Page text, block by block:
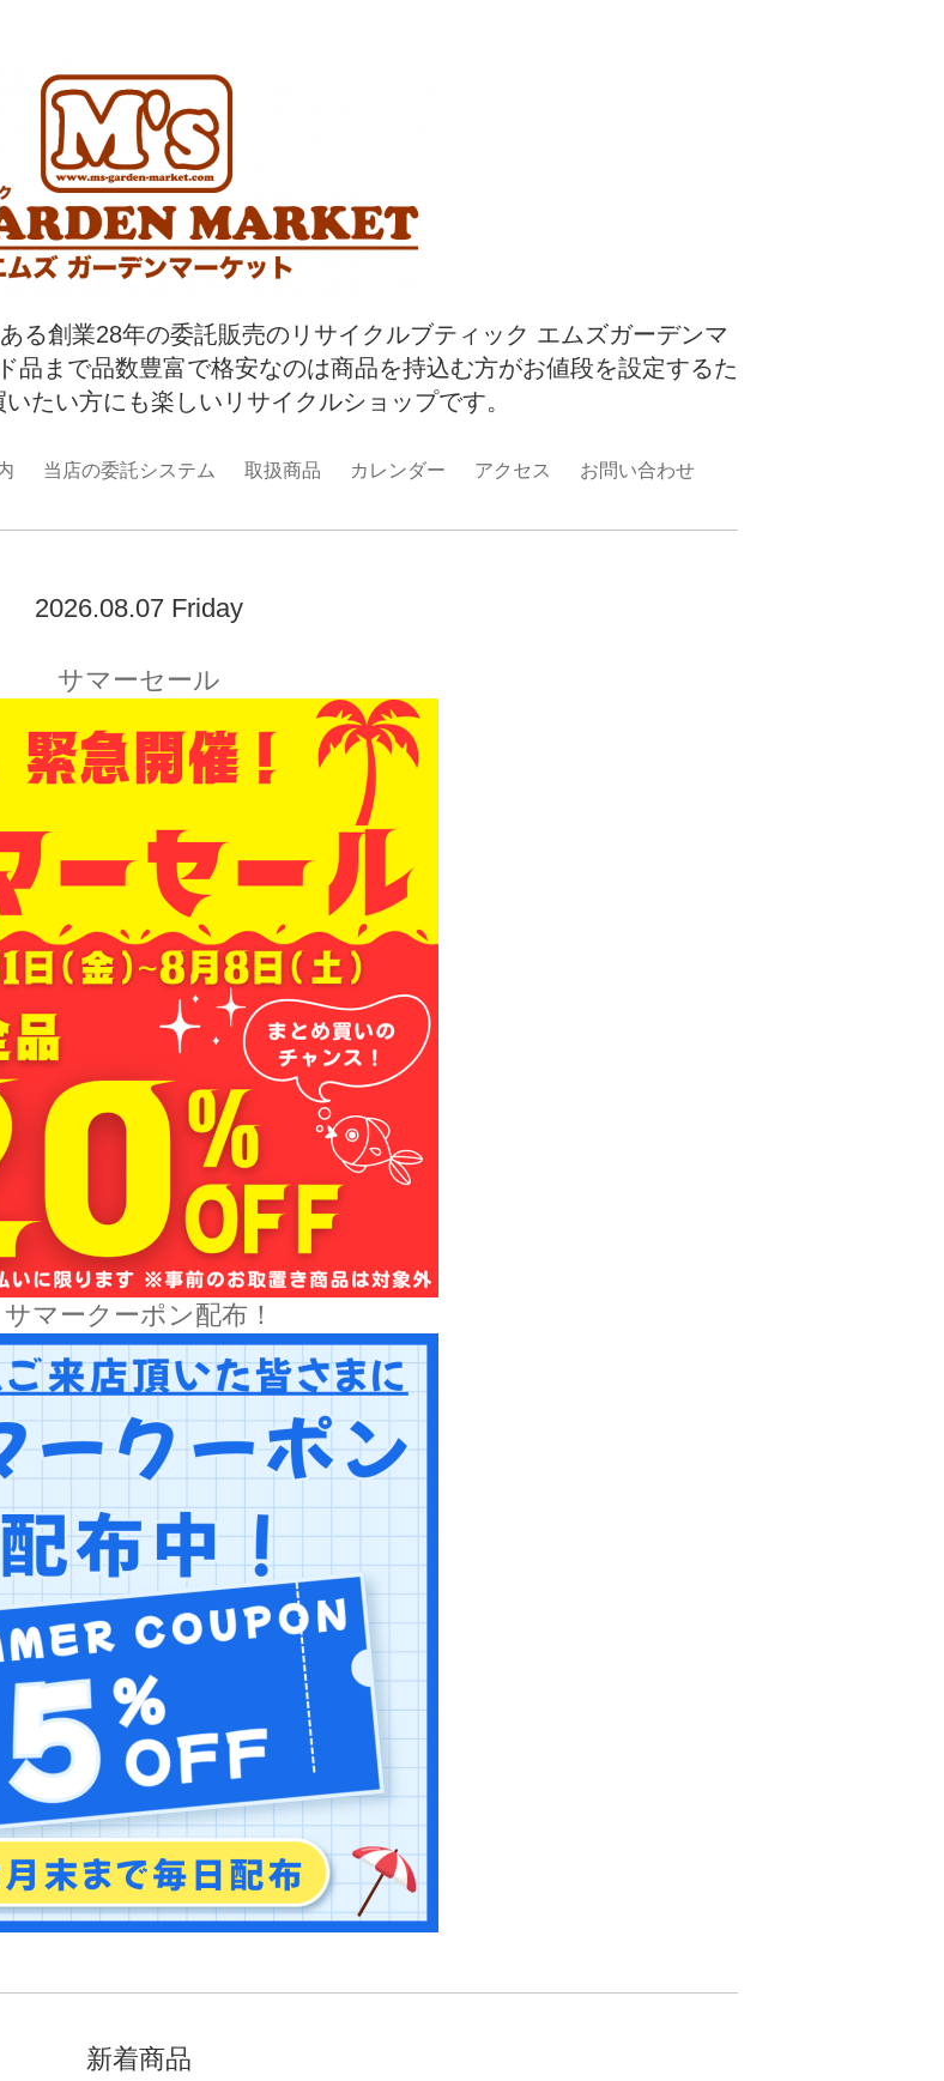
る創業28年の委託販売のリサイクルブティック エムズガーデンマ
品まで品数豊富で格安なのは商品を持込む方がお値段を設定するた
たい方にも楽しいリサイクルショップです。
当店の委託システム 取扱商品 カレンダー アクセス お問い合わせ
2026.08.07 Friday
サマーセール
サマークーポン配布！
新着商品